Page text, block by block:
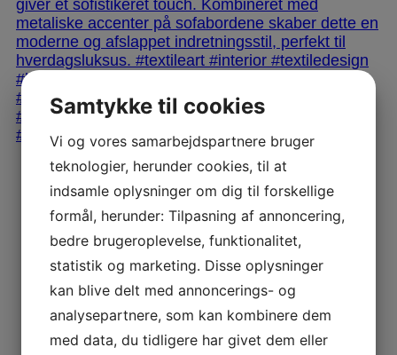
Samtykke til cookies
Vi og vores samarbejdspartnere bruger
teknologier, herunder cookies, til at
indsamle oplysninger om dig til forskellige
formål, herunder: Tilpasning af annoncering,
bedre brugeroplevelse, funktionalitet,
statistik og marketing. Disse oplysninger
kan blive delt med annoncerings- og
analysepartnere, som kan kombinere dem
med data, du tidligere har givet dem eller